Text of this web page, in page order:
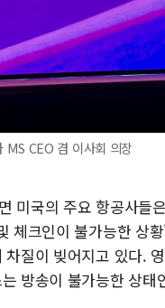
MS CEO 겸 이사회 의장
미국의 주요 항공사들
체크인이 불가능한 상
차질이 빚어지고 있다.
방송이 불가능한 상태